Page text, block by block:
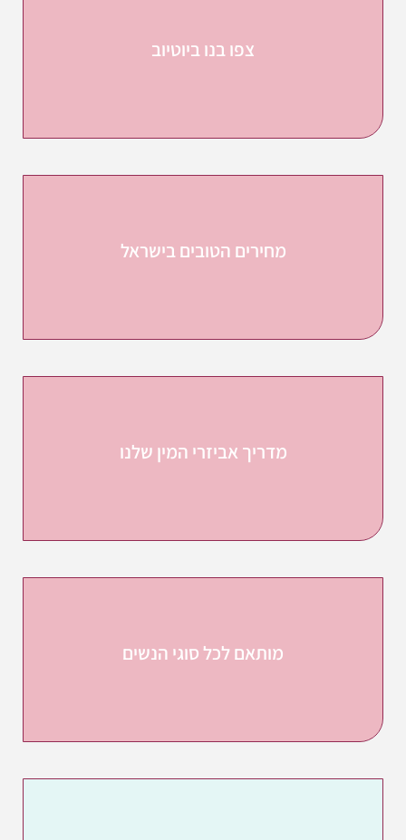
צפו בנו ביוטיוב
מחירים הטובים בישראל
מדריך אביזרי המין שלנו
מותאם לכל סוגי הנשים